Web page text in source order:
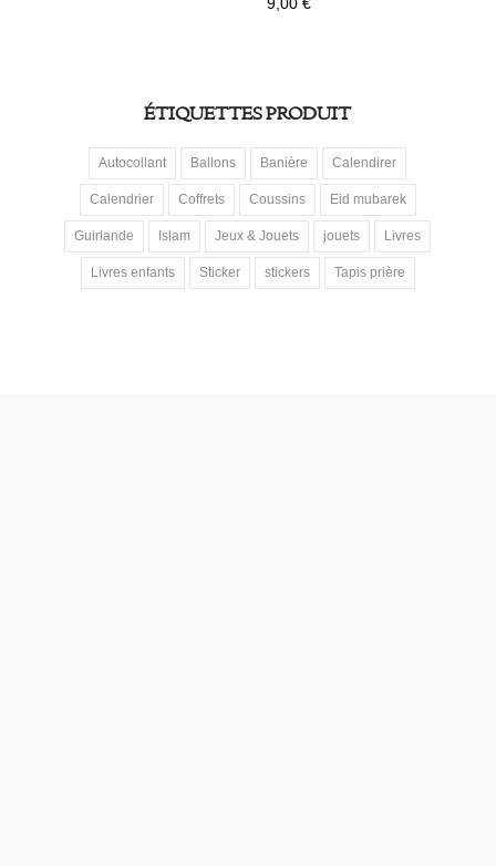
ÉTIQUETTES PRODUIT
Autocollant Ballons Banière Calendirer
Calendrier Coffrets Coussins Eid mubarek
Guirlande Islam Jeux & Jouets jouets Livres
Livres enfants Sticker stickers Tapis prière